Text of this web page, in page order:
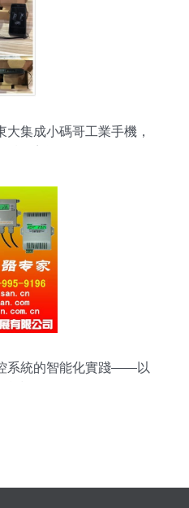
集成小碼哥工業手機，
系統的智能化實踐——以